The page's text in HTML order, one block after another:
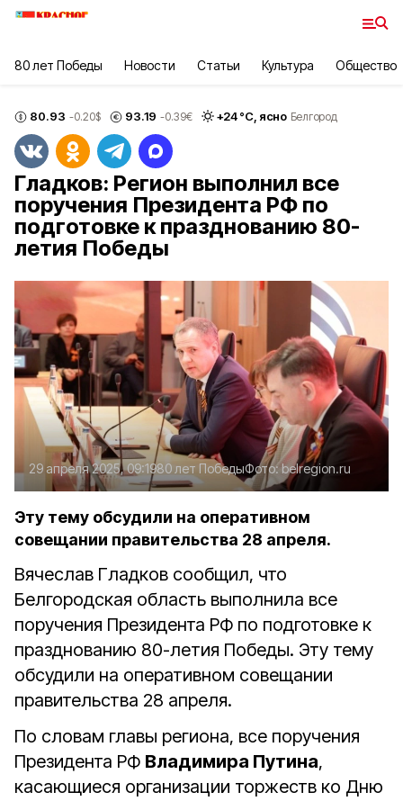
80 лет Победы Новости Статьи Культура Общество
80.93 -0.20$ 93.19 -0.39€ +24°С, ясно Белгород
Гладков: Регион выполнил все
поручения Президента РФ по
подготовке к празднованию 80-
летия Победы
29 апреля 2025, 09:1980 лет ПобедыФото:belregion.ru
Эту тему обсудили на оперативном
совещании правительства 28 апреля.
Вячеслав Гладков сообщил, что
Белгородская область выполнила все
поручения Президента РФ по подготовке к
празднованию 80-летия Победы. Эту тему
обсудили на оперативном совещании
правительства 28 апреля.
По словам главы региона, все поручения
Президента РФ Владимира Путина,
касающиеся организации торжеств ко Дню